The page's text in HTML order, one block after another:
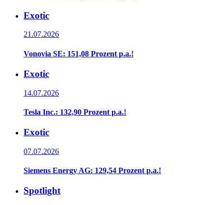
Exotic
21.07.2026
Vonovia SE: 151,08 Prozent p.a.!
Exotic
14.07.2026
Tesla Inc.: 132,90 Prozent p.a.!
Exotic
07.07.2026
Siemens Energy AG: 129,54 Prozent p.a.!
Spotlight